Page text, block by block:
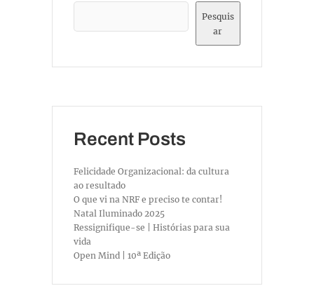
Pesquis
ar
Recent Posts
Felicidade Organizacional: da cultura
ao resultado
O que vi na NRF e preciso te contar!
Natal Iluminado 2025
Ressignifique-se | Histórias para sua
vida
Open Mind | 10ª Edição